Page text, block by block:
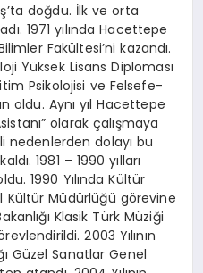
doğdu. İlk ve orta
1971 yılında Hacettepe
Fakültesi’ni kazandı.
Yüksek Lisans Diploması
Psikolojisi ve Felsefe-
oldu. Aynı yıl Hacettepe
olarak çalışmaya
nedenlerden dolayı bu
1981 – 1990 yılları
1990 Yılında Kültür
Kültür Müdürlüğü görevine
Klasik Türk Müziği
2003 Yılının
Güzel Sanatlar Genel